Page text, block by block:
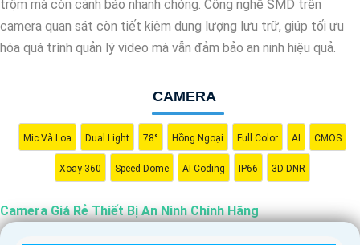
🔖4: Camera Dahua HAC-HDBW1200RP-Z: Camera dome chất
lượng 2MP, hỗ trợ các tính năng như chống ngược sáng, chống
nước.
của sản phẩm trước khi mua nhé đểHoàn toàn tin cậy
phẩm chính hãng và đáng tin cậy.
trộm mà còn cảnh báo nhanh chóng. Công nghệ SMD trên
camera quan sát còn tiết kiệm dung lượng lưu trữ, giúp tối ưu
hóa quá trình quản lý video mà vẫn đảm bảo an ninh hiệu quả.
CAMERA
Mic Và Loa Dual Light 78° Hồng Ngoại Full Color AI CMOS
Xoay 360 Speed Dome AI Coding IP66 3D DNR
Camera Giá Rẻ Thiết Bị An Ninh Chính Hãng